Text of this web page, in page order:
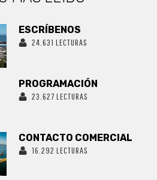
ESCRÍBENOS
24.631 LECTURAS
PROGRAMACIÓN
23.627 LECTURAS
CONTACTO COMERCIAL
16.292 LECTURAS